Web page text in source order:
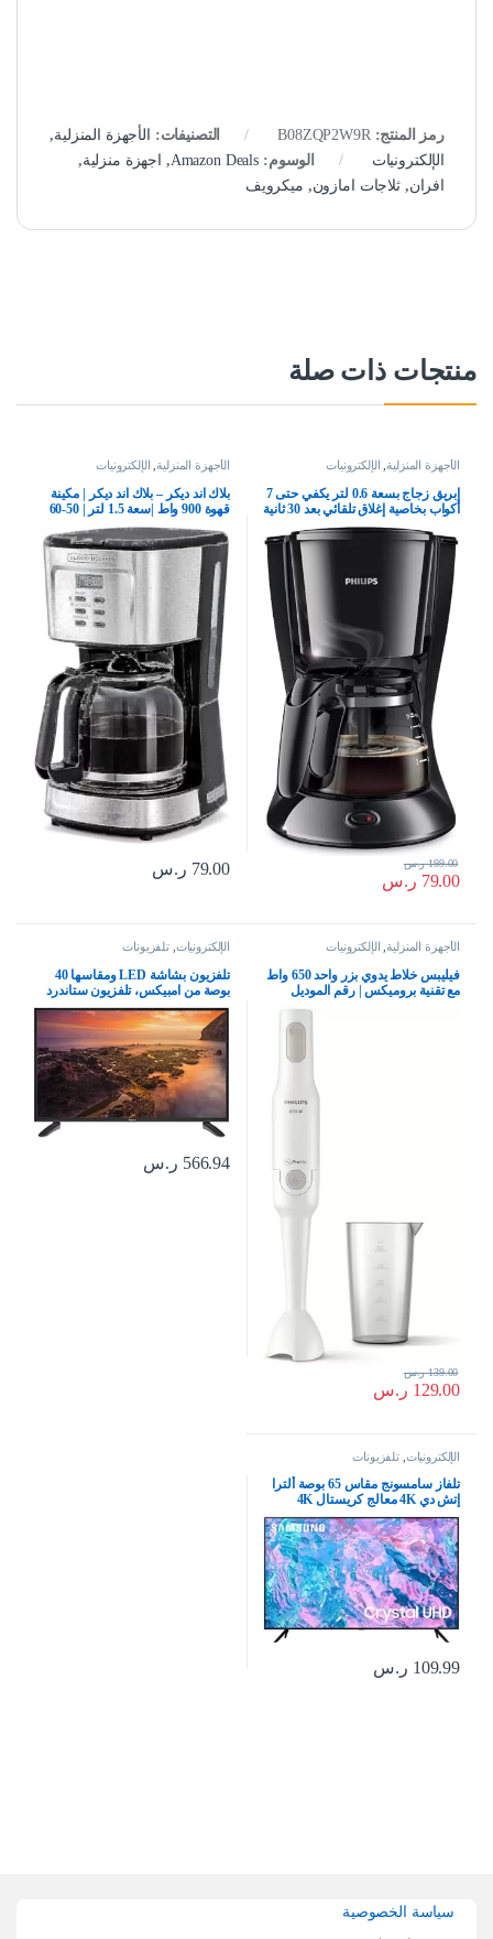
رمز المنتج:B08ZQP2W9R التصنيفات: الأجهزة المنزلية,
الإلكترونيات
الوسوم: Amazon Deals
, اجهزة منزلية,
افران,ثلاجات امازون, ميكرويف
منتجات ذات صلة
الأجهزة المنزلية, الإلكترونيات
إبريق زجاج بسعة 0.6 لتر يكفي حتى 7
أكواب بخاصية إغلاق تلقائي بعد 30 ثانية
وبدون فلتر من فيليبس، موديل
HD7432/20، أسود
79.00 ر.س
199.00 ر.س
الأجهزة المنزلية, الإلكترونيات
بلاك اند ديكر – بلاك اند ديكر | مكينة
قهوة 900 واط |سعة 1.5 لتر | 50-60
هرتز |يكفي 12 كوب قهوة| تصنع قهوة
مقطرة و اسبريسو | أسود + فضي|
DCM85-B5 | ضمان سنتين، زجاج
79.00 ر.س
الأجهزة المنزلية, الإلكترونيات
فيليبس خلاط يدوي بزر واحد 650 واط
مع تقنية بروميكس | رقم الموديل
129.00 ر.س
139.00 ر.س
الإلكترونيات,تلفزيونات
تلفزيون بشاشة LED ومقاسها 40
بوصة من امبيكس، تلفزيون ستاندرد
HD – غلوريا 40، أسود
566.94 ر.س
الإلكترونيات ,تلفزيونات
تلفاز سامسونج مقاس 65 بوصة ألترا
إتش دي 4K معالج كريستال 4K
بيوركلر – (موديل 2023)
UA65CU7000UXSA، أسود
109.99 ر.س
سياسة الخصوصية